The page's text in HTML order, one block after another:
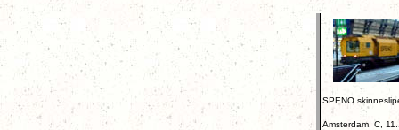
SPENO
Amsterdam, C,